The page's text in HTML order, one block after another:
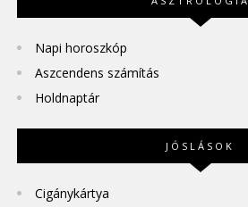
Napi horoszkóp
Aszcendens számítás
Holdnaptár
JÓSLÁSOK
Cigánykártya